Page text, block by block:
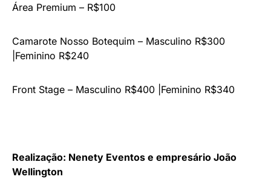
Área Premium – R$100
Camarote Nosso Botequim – Masculino R$300
|Feminino R$240
Front Stage – Masculino R$400 |Feminino R$340
Realização: Nenety Eventos e empresário João
Wellington